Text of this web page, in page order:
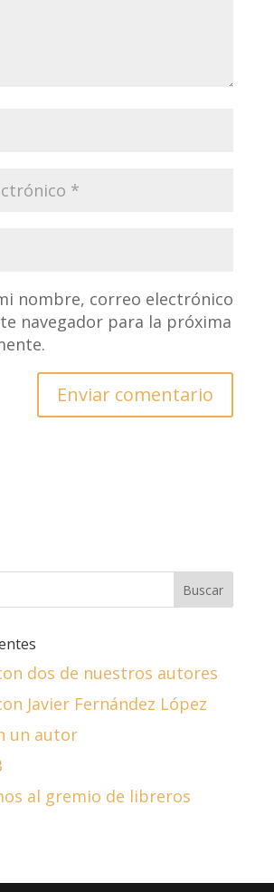
nombre, correo electrónico
navegador para la próxima
dos de nuestros autores
Javier Fernández López
un autor
al gremio de libreros